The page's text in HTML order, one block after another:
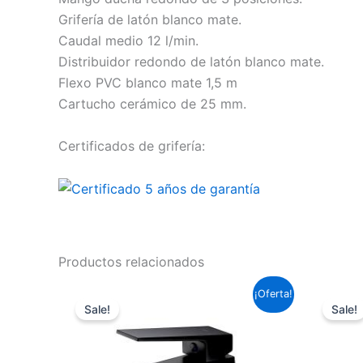
Grifería de latón blanco mate.
Caudal medio 12 l/min.
Distribuidor redondo de latón blanco mate.
Flexo PVC blanco mate 1,5 m
Cartucho cerámico de 25 mm.
Certificados de grifería:
Productos relacionados
¡Oferta!
Sale!
era:
95,59 €.
es:
70,76 €.
Sale!